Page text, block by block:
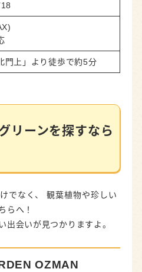
門上」より徒歩で約5分
リーンを探すなら
でなく、 観葉植物や珍しい
らへ！
出会いが見つかりますよ。
OZMAN